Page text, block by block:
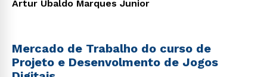
Artur Ubaldo Marques Junior
Mercado de Trabalho do curso de
Projeto e Desenvolmento de Jogos